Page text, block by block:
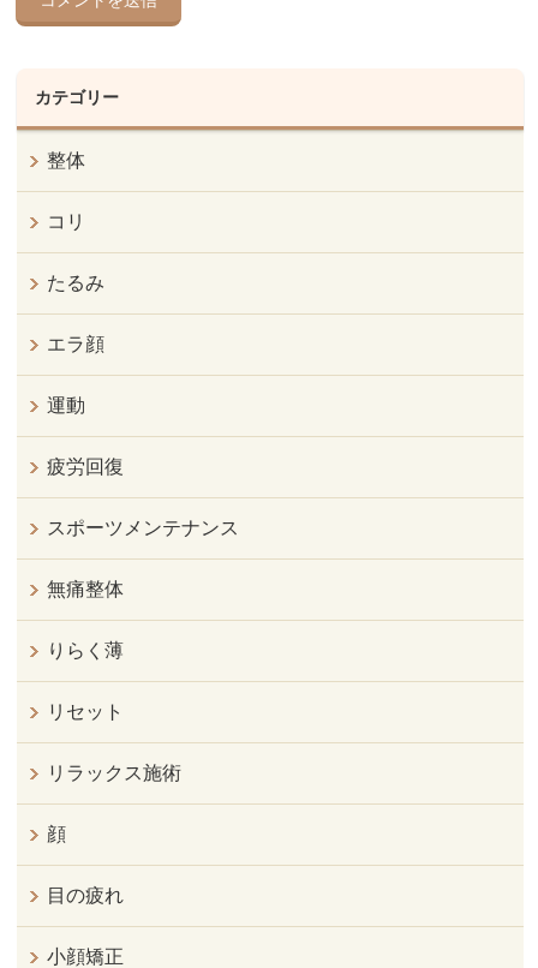
カテゴリー
整体
コリ
たるみ
エラ顔
運動
疲労回復
スポーツメンテナンス
無痛整体
りらく薄
リセット
リラックス施術
顔
目の疲れ
小顔矯正